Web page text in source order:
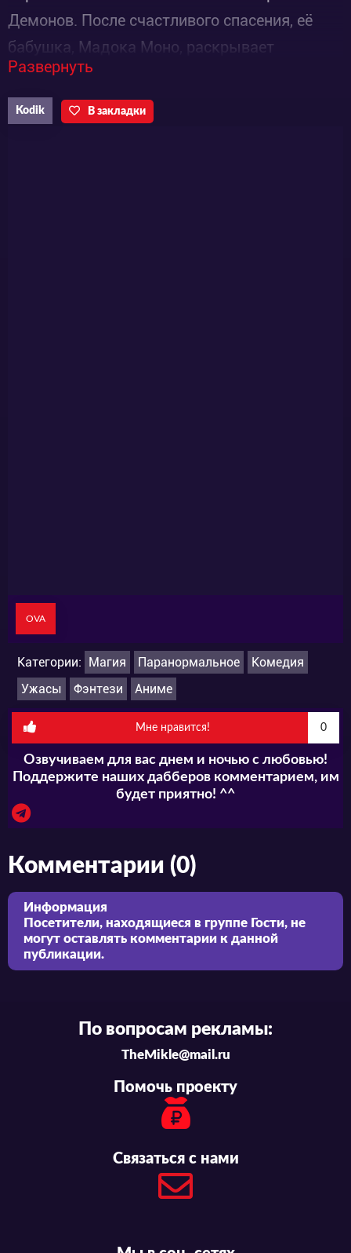
Демонов. После счастливого спасения, её
бабушка, Мадока Моно, раскрывает
семейную тайну. Оказывается, что семья
Моно уже сотни лет ведет борьбу со злом, и
для спасения мира Ёко придется продолжить
Развернуть
Kodik В закладки
OVA
Категории: Магия Паранормальное
Комедия
Ужасы
Фэнтези Аниме
Мне нравится! 0
Озвучиваем для вас днем и ночью с любовью!
Поддержите наших дабберов комментарием, им
будет приятно! ^^
Комментарии (0)
Информация
Посетители, находящиеся в группе Гости, не
могут оставлять комментарии к данной
публикации.
По вопросам рекламы:
TheMikle@mail.ru
Помочь проекту
Связаться с нами